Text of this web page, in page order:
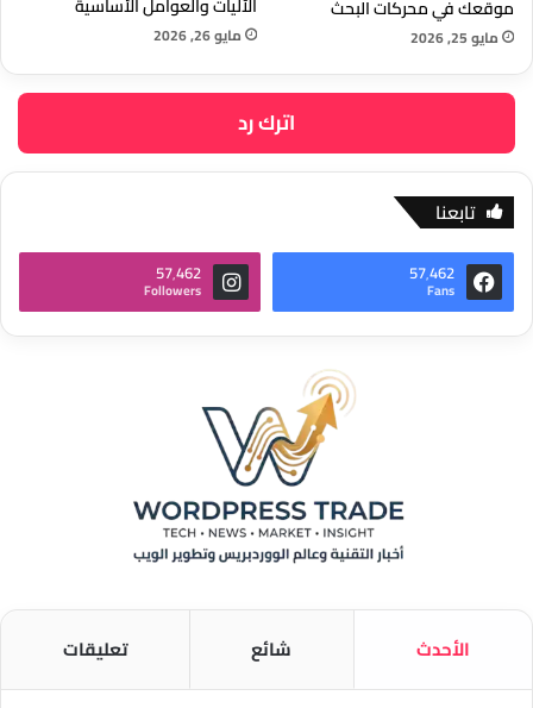
موقعك في محركات البحث
مايو 25, 2026
الآليات والعوامل الأساسية
مايو 26, 2026
اترك رد
تابعنا
57٬462
Fans
57٬462
Followers
الأحدث شائع تعليقات